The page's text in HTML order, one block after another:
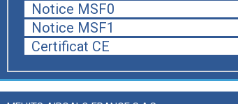
Notice MSF0
Notice MSF1
Certificat CE